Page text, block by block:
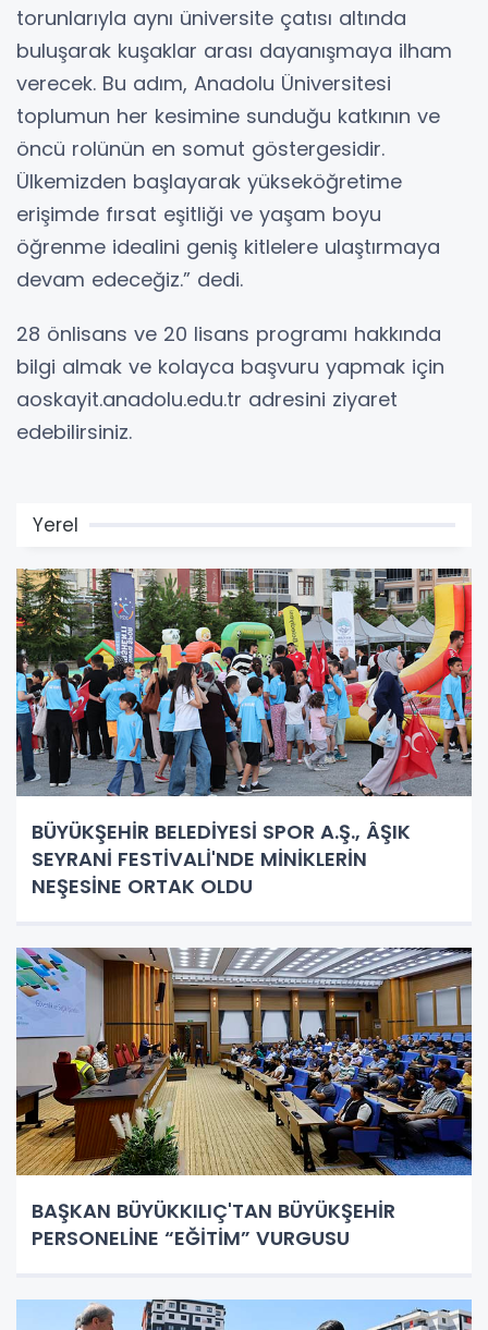
torunlarıyla aynı üniversite çatısı altında
buluşarak kuşaklar arası dayanışmaya ilham
verecek. Bu adım, Anadolu Üniversitesi
toplumun her kesimine sunduğu katkının ve
öncü rolünün en somut göstergesidir.
Ülkemizden başlayarak yükseköğretime
erişimde fırsat eşitliği ve yaşam boyu
öğrenme idealini geniş kitlelere ulaştırmaya
devam edeceğiz.” dedi.
28 önlisans ve 20 lisans programı hakkında
bilgi almak ve kolayca başvuru yapmak için
aoskayit.anadolu.edu.tr adresini ziyaret
edebilirsiniz.
Yerel
BÜYÜKŞEHİR BELEDİYESİ SPOR A.Ş., ÂŞIK
SEYRANİ FESTİVALİ'NDE MİNİKLERİN
NEŞESİNE ORTAK OLDU
BAŞKAN BÜYÜKKILIÇ'TAN BÜYÜKŞEHİR
PERSONELİNE “EĞİTİM” VURGUSU